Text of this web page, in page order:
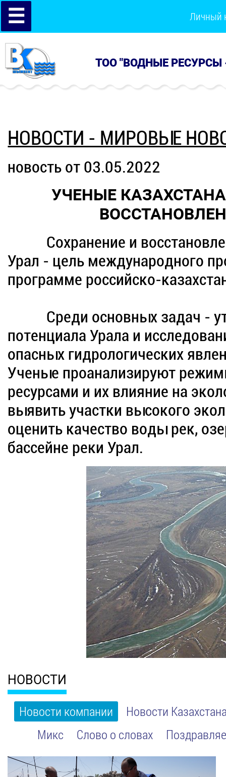
☰ Личный
ТОО "ВОДНЫЕ РЕСУРСЫ
НОВОСТИ - МИРОВЫЕ
новость от 03.05.2022
УЧЕНЫЕ
Сохранение и
Урал - цель международного
программе российско-
Среди основных задач -
потенциала Урала и
опасных гидрологических
Ученые проанализируют
ресурсами и их влияние на
выявить участки высокого
оценить качество воды рек,
бассейне реки Урал.
НОВОСТИ
Новости компании
Новости
Микс
Слово о словах